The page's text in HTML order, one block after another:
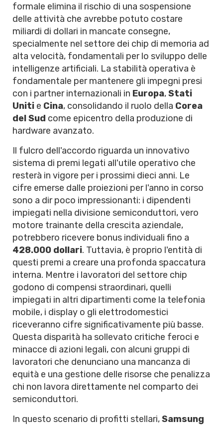
formale elimina il rischio di una sospensione
delle attività che avrebbe potuto costare
miliardi di dollari in mancate consegne,
specialmente nel settore dei chip di memoria ad
alta velocità, fondamentali per lo sviluppo delle
intelligenze artificiali. La stabilità operativa è
fondamentale per mantenere gli impegni presi
con i partner internazionali in Europa,Stati
Uniti e Cina, consolidando il ruolo della Corea
del Sud come epicentro della produzione di
hardware avanzato.
Il fulcro dell'accordo riguarda un innovativo
sistema di premi legati all'utile operativo che
resterà in vigore per i prossimi dieci anni. Le
cifre emerse dalle proiezioni per l'anno in corso
sono a dir poco impressionanti: i dipendenti
impiegati nella divisione semiconduttori, vero
motore trainante della crescita aziendale,
potrebbero ricevere bonus individuali fino a
428.000 dollari. Tuttavia, è proprio l'entità di
questi premi a creare una profonda spaccatura
interna. Mentre i lavoratori del settore chip
godono di compensi straordinari, quelli
impiegati in altri dipartimenti come la telefonia
mobile, i display o gli elettrodomestici
riceveranno cifre significativamente più basse.
Questa disparità ha sollevato critiche feroci e
minacce di azioni legali, con alcuni gruppi di
lavoratori che denunciano una mancanza di
equità e una gestione delle risorse che penalizza
chi non lavora direttamente nel comparto dei
semiconduttori.
In questo scenario di profitti stellari,Samsung